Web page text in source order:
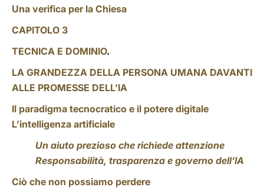
Una verifica per la Chiesa
CAPITOLO 3
TECNICA E DOMINIO.
LA GRANDEZZA DELLA PERSONA UMANA DAVANTI
ALLE PROMESSE DELL’IA
Il paradigma tecnocratico e il potere digitale
L’intelligenza artificiale
Un aiuto prezioso che richiede attenzione
Responsabilità, trasparenza e governo dell’IA
Ciò che non possiamo perdere